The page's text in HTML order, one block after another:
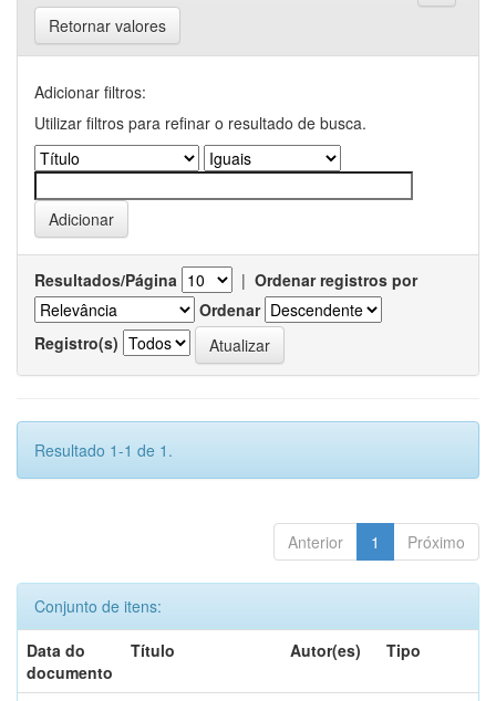
Retornar valores
Adicionar filtros:
Utilizar filtros para refinar o resultado de busca.
Resultados/Página | Ordenar registros por
Ordenar
Registro(s)
Resultado 1-1 de 1.
Anterior 1 Próximo
Conjunto de itens:
Data do
documento
Título Autor(es) Tipo